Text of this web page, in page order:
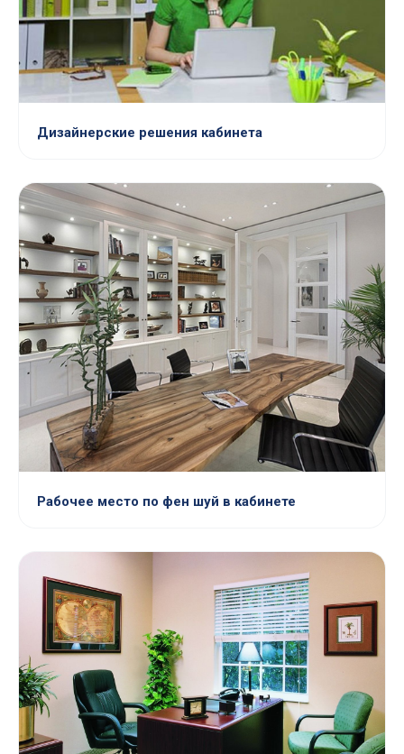
Дизайнерские решения кабинета
Рабочее место по фен шуй в кабинете